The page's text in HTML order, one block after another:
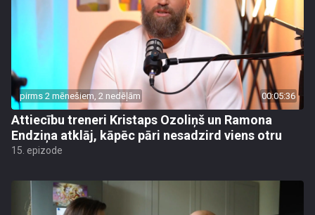
pirms 2 mēnešiem, 2 nedēļām 00:05:36
Attiecību treneri Kristaps Ozoliņš un Ramona
Endziņa atklāj, kāpēc pāri nesadzird viens otru
15. epizode